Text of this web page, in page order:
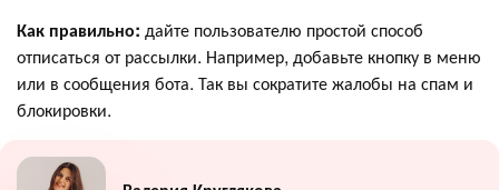
Как правильно: дайте пользователю простой способ
отписаться от рассылки. Например, добавьте кнопку в меню
или в сообщения бота. Так вы сократите жалобы на спам и
блокировки.